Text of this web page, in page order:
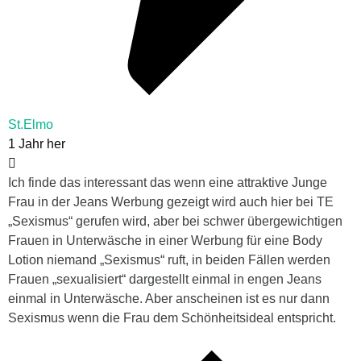
St.Elmo
1 Jahr her
Ich finde das interessant das wenn eine attraktive Junge
Frau in der Jeans Werbung gezeigt wird auch hier bei TE
„Sexismus“ gerufen wird, aber bei schwer übergewichtigen
Frauen in Unterwäsche in einer Werbung für eine Body
Lotion niemand „Sexismus“ ruft, in beiden Fällen werden
Frauen „sexualisiert“ dargestellt einmal in engen Jeans
einmal in Unterwäsche. Aber anscheinen ist es nur dann
Sexismus wenn die Frau dem Schönheitsideal entspricht.